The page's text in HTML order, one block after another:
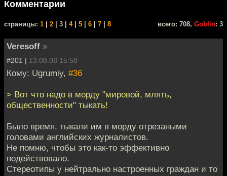
Комментарии
cтраницы: 1 2 | 3 | 4| 5 6 7 8 всего: 708, Goblin: 3
Veresoff »
#201 | 13.08.08 15:58
Кому: Ugrumiy, #36
> Вот что надо в морду "мировой, млять,
общественности" тыкать!
Было время, тыкали им в морду отрезаными
головами английских журналистов.
Не помню, чтобы это как-то эффективно
подействовало.
Стереотипы у нейтрально настроенных граждан и то